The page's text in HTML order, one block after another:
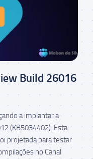
Build 26016
a implantar a
(KB5034402). Esta
projetada para testar
no Canal